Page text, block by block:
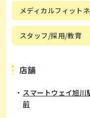
メディカルフィット
スタッフ/採用/教育
店舗
スマートウェイ旭川
前